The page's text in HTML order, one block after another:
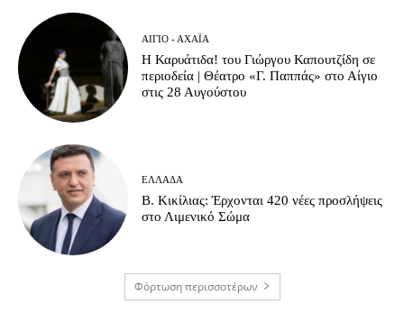
ΑΊΓΙΟ - ΑΧΑΪ́Α
Η Καρυάτιδα! του Γιώργου Καπουτζίδη σε
περιοδεία | Θέατρο «Γ. Παππάς» στο Αίγιο
στις 28 Αυγούστου
ΕΛΛΆΔΑ
Β. Κικίλιας: Έρχονται 420 νέες προσλήψεις
στο Λιμενικό Σώμα
Φόρτωση περισσοτέρων